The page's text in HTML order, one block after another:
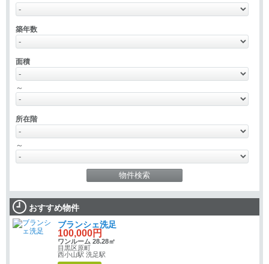
築年数
面積
～
所在階
～
おすすめ物件
ブランシェ洗足
100,000円
ワンルーム 28.28㎡
目黒区原町
西小山駅 洗足駅